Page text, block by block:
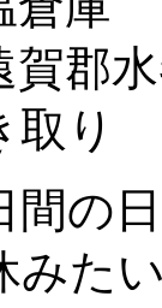
賀郡
取り
間の
みた